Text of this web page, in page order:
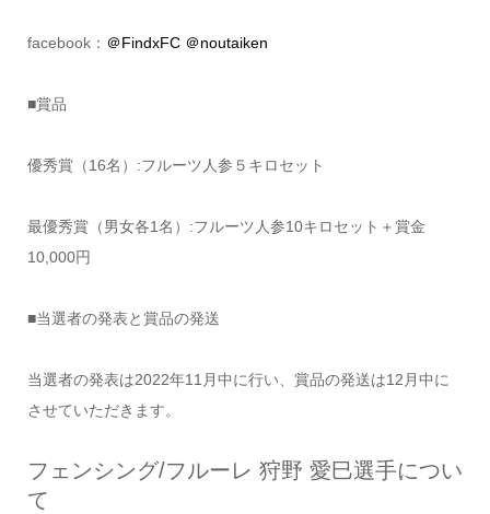
facebook： ＠FindxFC ＠noutaiken
■賞品
優秀賞（16名）:フルーツ人参５キロセット
最優秀賞（男女各1名）:フルーツ人参10キロセット＋賞金
10,000円
■当選者の発表と賞品の発送
当選者の発表は2022年11月中に行い、賞品の発送は12月中に
させていただきます。
フェンシング/フルーレ 狩野 愛巳選手につい
て